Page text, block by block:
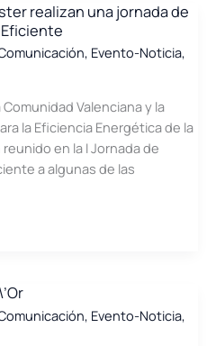
realizan una jornada de
, Evento-Noticia,
Valenciana y la
la Eficiencia Energética de la
en la I Jornada de
a algunas de las
, Evento-Noticia,